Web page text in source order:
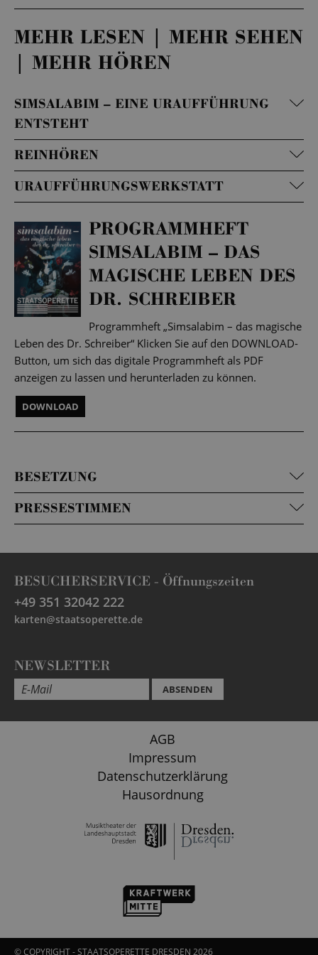
MEHR LESEN | MEHR SEHEN
| MEHR HÖREN
SIMSALABIM – EINE URAUFFÜHRUNG
ENTSTEHT
REINHÖREN
URAUFFÜHRUNGSWERKSTATT
PROGRAMMHEFT
SIMSALABIM – DAS
MAGISCHE LEBEN DES
DR. SCHREIBER
Programmheft „Simsalabim – das magische
Leben des Dr. Schreiber“ Klicken Sie auf den DOWNLOAD-
Button, um sich das digitale Programmheft als PDF
anzeigen zu lassen und herunterladen zu können.
DOWNLOAD
BESETZUNG
PRESSESTIMMEN
BESUCHERSERVICE - Öffnungszeiten
+49 351 32042 222
karten@staatsoperette.de
NEWSLETTER
ABSENDEN
AGB
Impressum
Datenschutzerklärung
Hausordnung
© COPYRIGHT - STAATSOPERETTE DRESDEN 2026